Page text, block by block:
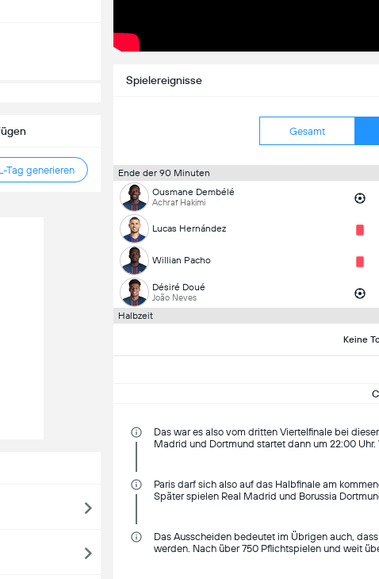
Tag generieren
Spielereignisse
Gesamt
Ende der 90 Minuten
Ousmane Dembélé
Achraf Hakimi
Lucas Hernández
Willian Pacho
Désiré Doué
João Neves
Halbzeit
Keine
Das war es also vom dritten Viertelfinale bei
Madrid und Dortmund startet dann um 22:00 Uhr.
Paris darf sich also auf das Halbfinale am
Später spielen Real Madrid und Borussia
Das Ausscheiden bedeutet im Übrigen auch,
werden. Nach über 750 Pflichtspielen und weit